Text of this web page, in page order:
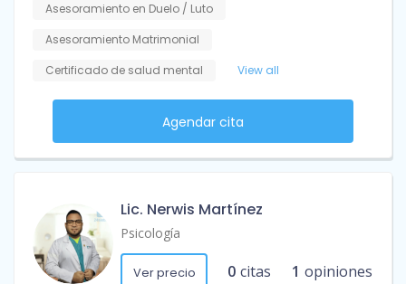
Asesoramiento en Duelo / Luto
Asesoramiento Matrimonial
Certificado de salud mental
View all
Agendar cita
Lic. Nerwis Martínez
Psicología
Ver precio 0 citas 1 opiniones